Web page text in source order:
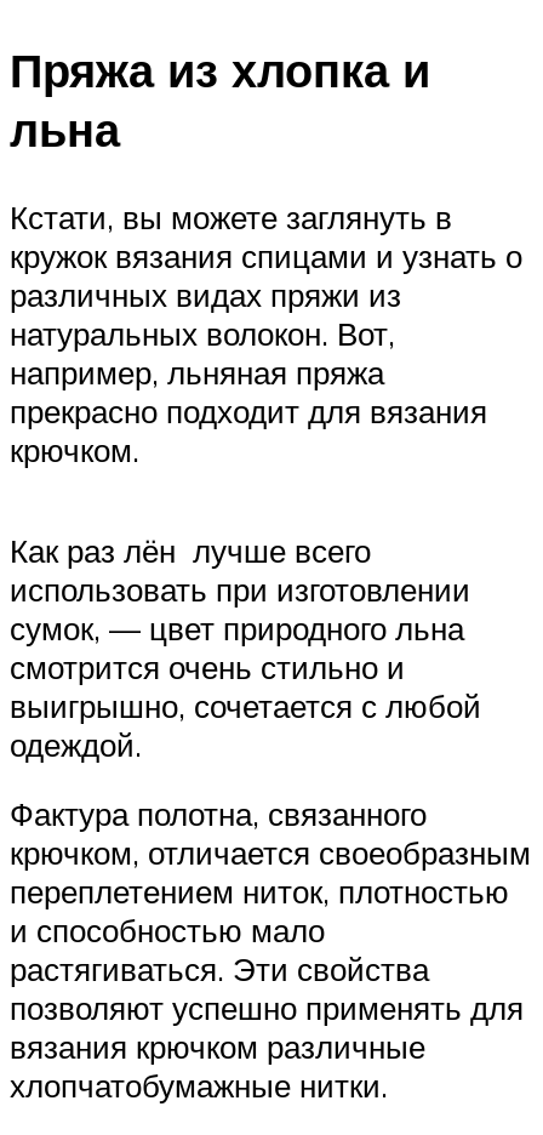
Пряжа из хлопка и
льна
Кстати, вы можете заглянуть в
кружок вязания спицами и узнать о
различных видах пряжи из
натуральных волокон. Вот,
например, льняная пряжа
прекрасно подходит для вязания
крючком.
Как раз лён лучше всего
использовать при изготовлении
сумок, — цвет природного льна
смотрится очень стильно и
выигрышно, сочетается с любой
одеждой.
Фактура полотна, связанного
крючком, отличается своеобразным
переплетением ниток, плотностью
и способностью мало
растягиваться. Эти свойства
позволяют успешно применять для
вязания крючком различные
хлопчатобумажные нитки.